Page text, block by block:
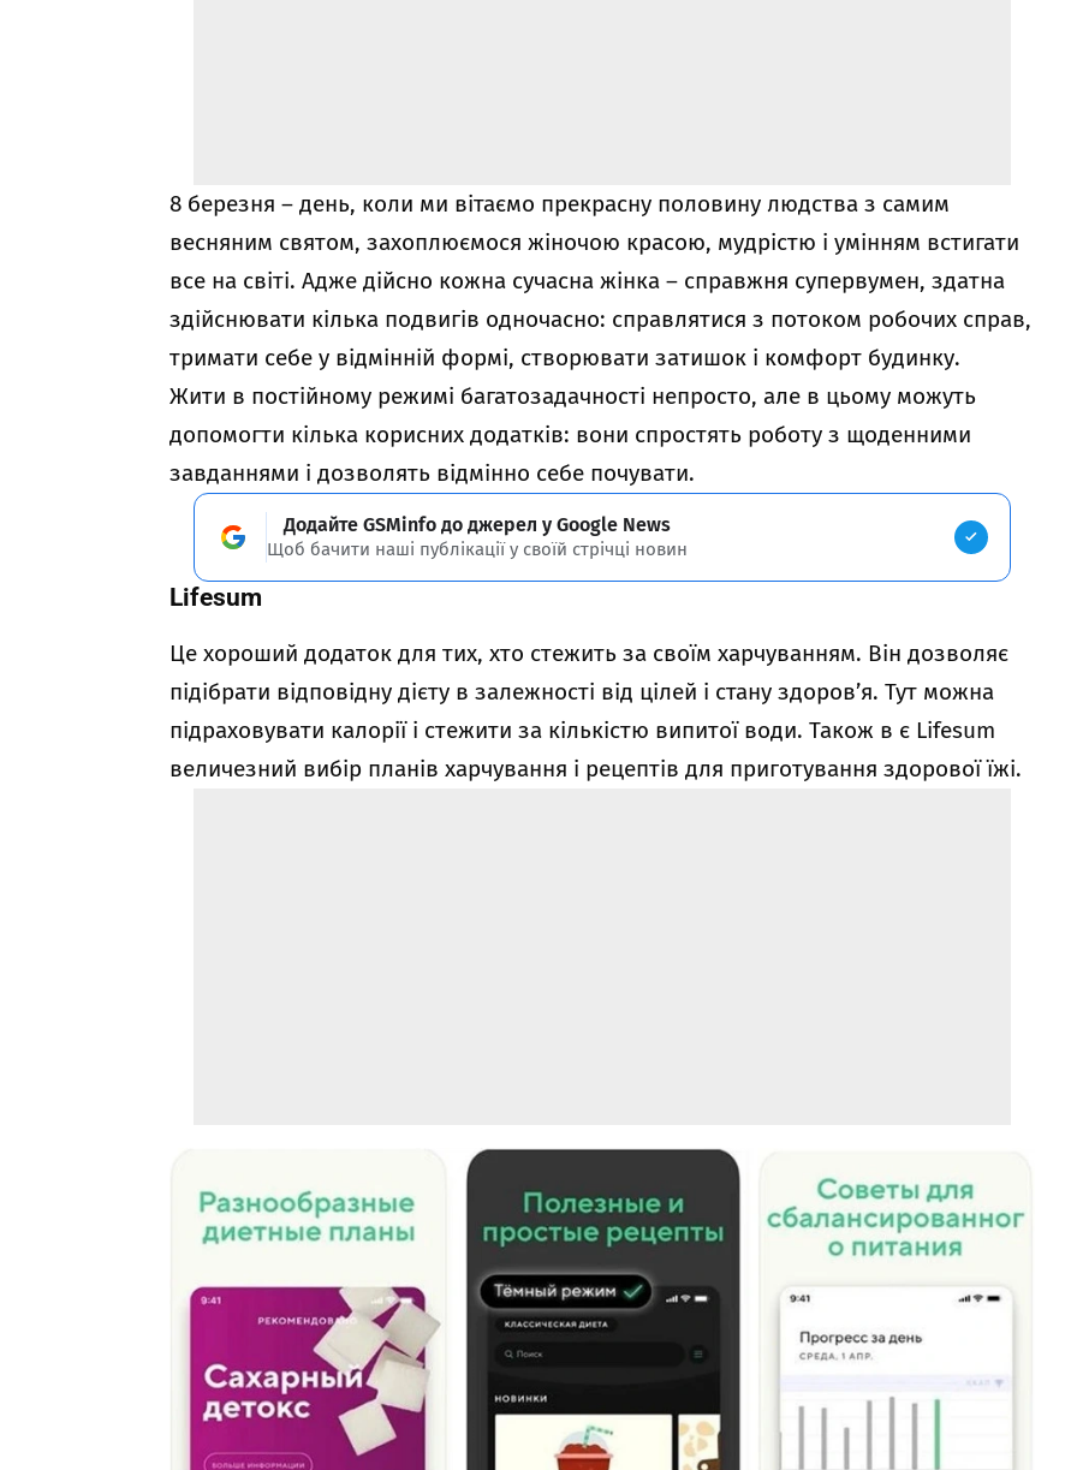
8 березня – день, коли ми вітаємо прекрасну половину людства з самим
весняним святом, захоплюємося жіночою красою, мудрістю і умінням встигати
все на світі. Адже дійсно кожна сучасна жінка – справжня супервумен, здатна
здійснювати кілька подвигів одночасно: справлятися з потоком робочих справ,
тримати себе у відмінній формі, створювати затишок і комфорт будинку.
Жити в постійному режимі багатозадачності непросто, але в цьому можуть
допомогти кілька корисних додатків: вони спростять роботу з щоденними
завданнями і дозволять відмінно себе почувати.
Додайте GSMinfo до джерел у Google News
Щоб бачити наші публікації у своїй стрічці новин
Lifesum
Це хороший додаток для тих, хто стежить за своїм харчуванням. Він дозволяє
підібрати відповідну дієту в залежності від цілей і стану здоров’я. Тут можна
підраховувати калорії і стежити за кількістю випитої води. Також в є Lifesum
величезний вибір планів харчування і рецептів для приготування здорової їжі.